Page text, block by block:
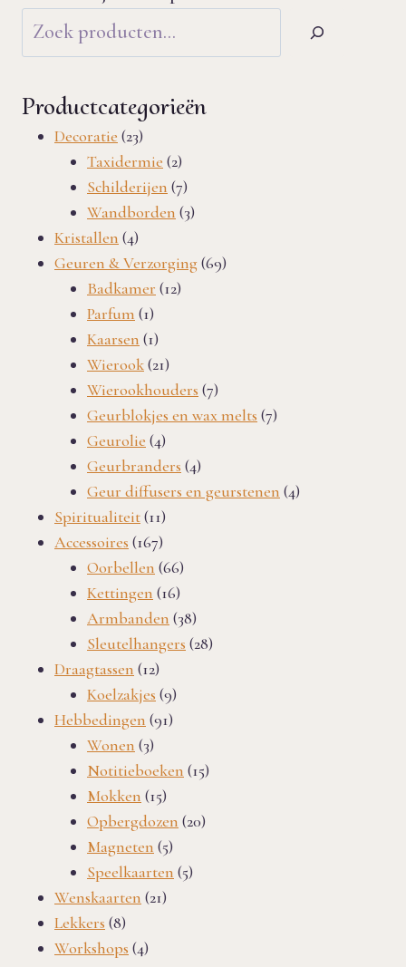
Productcategorieën
Decoratie 2323
producten
Taxidermie 22
producten
Schilderijen 77
producten
Wandborden 33
Kristallen 44
producten
Geuren & Verzorging 6969
Badkamer 1212
Parfum 11
product
Kaarsen 11
product
Wierook 2121
producten
Wierookhouders 77
producten
Geurblokjes en wax melts 77
Geurolie 44
producten
Geurbranders 44
producten
Geur diffusers en geurstenen 44
Spiritualiteit 1111
producten
Accessoires 167167
producten
Oorbellen 6666
producten
Kettingen 1616
producten
Armbanden 3838
producten
Sleutelhangers 2828
Draagtassen 1212
producten
Koelzakjes 99
producten
Hebbedingen 9191
Wonen 33
producten
Notitieboeken 1515
Mokken 1515
producten
Opbergdozen 2020
Magneten 55
producten
Speelkaarten 55
Wenskaarten 2121
Lekkers 88
producten
Workshops 44